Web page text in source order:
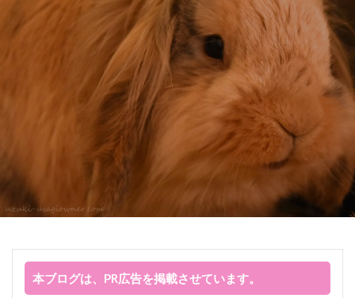
本ブログは、PR広告を掲載させています。